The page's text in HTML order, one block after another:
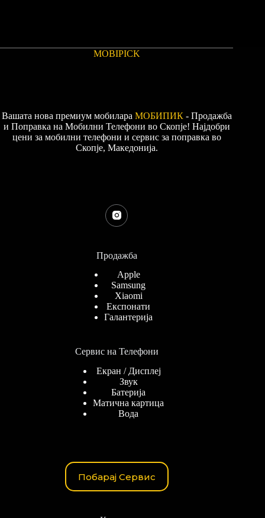
MOBIPICK
Вашата нова премиум мобилара МОБИПИК - Продажба
и Поправка на Мобилни Телефони во Скопје! Најдобри
цени за мобилни телефони и сервис за поправка во
Скопје, Македонија.
Продажба
Apple
Samsung
Xiaomi
Експонати
Галантерија
Сервис на Телефони
Екран / Дисплеј
Звук
Батерија
Матична картица
Вода
Побарај Сервис